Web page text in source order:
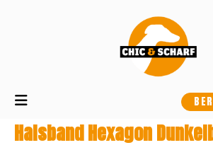
Halsband Hexagon